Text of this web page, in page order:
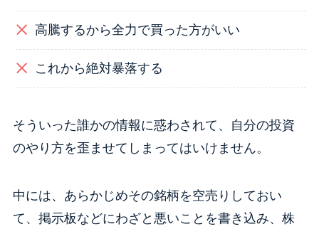
高騰するから全力で買った方がいい
これから絶対暴落する
そういった誰かの情報に惑わされて、自分の投資
のやり方を歪ませてしまってはいけません。
中には、あらかじめその銘柄を空売りしておい
て、掲示板などにわざと悪いことを書き込み、株